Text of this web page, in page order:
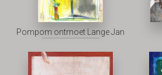
Pompom ontmoet Lange Jan